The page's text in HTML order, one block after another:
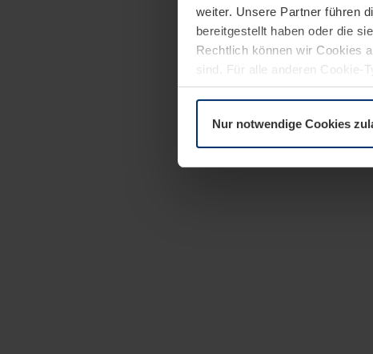
weiter. Unsere Partner führen
bereitgestellt haben oder die
Rechtlich können wir Cookies
sind. Für alle anderen Cookie-
Erläuterung auf der Seite
Nur notwendige Cookies